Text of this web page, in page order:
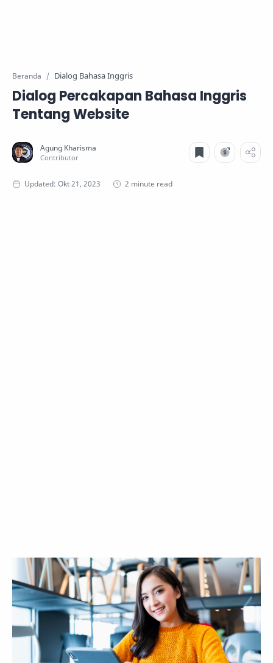
Beranda Dialog Bahasa Inggris
Dialog Percakapan Bahasa Inggris
Tentang Website
2 minute read